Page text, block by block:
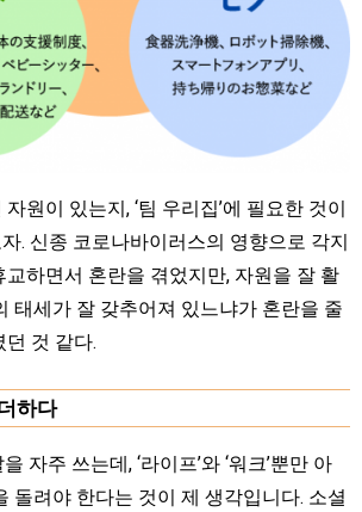
원이 있는지, ‘팀 우리집’에 필요한 것이
. 신종 코로나바이러스의 영향으로 각지
교하면서 혼란을 겪었지만, 자원을 잘 활
태세가 잘 갖추어져 있느냐가 혼란을 줄
것 같다.
하다
자주 쓰는데, ‘라이프’와 ‘워크’뿐만 아
돌려야 한다는 것이 제 생각입니다. 소셜